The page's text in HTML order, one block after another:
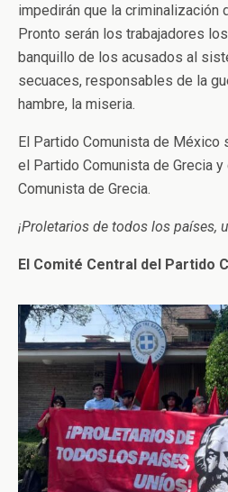
impedirán que la criminalización
Pronto serán los trabajadores
banquillo de los acusados al
secuaces, responsables de la
hambre, la miseria.
El Partido Comunista de México
el Partido Comunista de Grecia y
Comunista de Grecia.
¡Proletarios de todos los países,
El Comité Central del Partido